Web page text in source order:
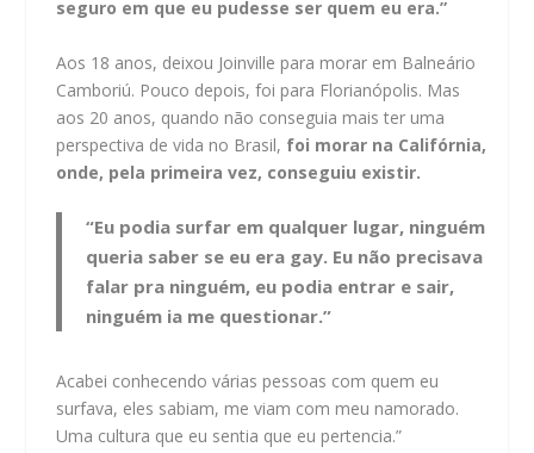
seguro em que eu pudesse ser quem eu era.”
Aos 18 anos, deixou Joinville para morar em Balneário
Camboriú. Pouco depois, foi para Florianópolis. Mas
aos 20 anos, quando não conseguia mais ter uma
perspectiva de vida no Brasil, foi morar na Califórnia,
onde, pela primeira vez, conseguiu existir.
“Eu podia surfar em qualquer lugar, ninguém
queria saber se eu era gay. Eu não precisava
falar pra ninguém, eu podia entrar e sair,
ninguém ia me questionar.”
Acabei conhecendo várias pessoas com quem eu
surfava, eles sabiam, me viam com meu namorado.
Uma cultura que eu sentia que eu pertencia.”